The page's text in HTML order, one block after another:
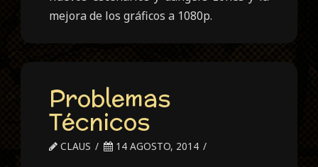
mejora de los gráficos a 1080p.
Problemas
Técnicos
CLAUS 14 AGOSTO, 2014